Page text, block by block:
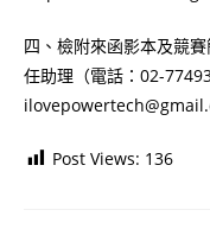
四、檢附來函影本及競
任助理（電話：02-
Post Views: 136